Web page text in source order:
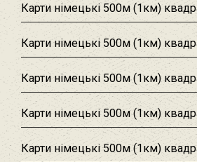
Карти німецькі 500м (1км)
Карти німецькі 500м (1км)
Карти німецькі 500м (1км)
Карти німецькі 500м (1км)
Карти німецькі 500м (1км)